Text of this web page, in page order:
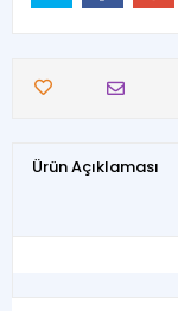
Ürün Açıklaması